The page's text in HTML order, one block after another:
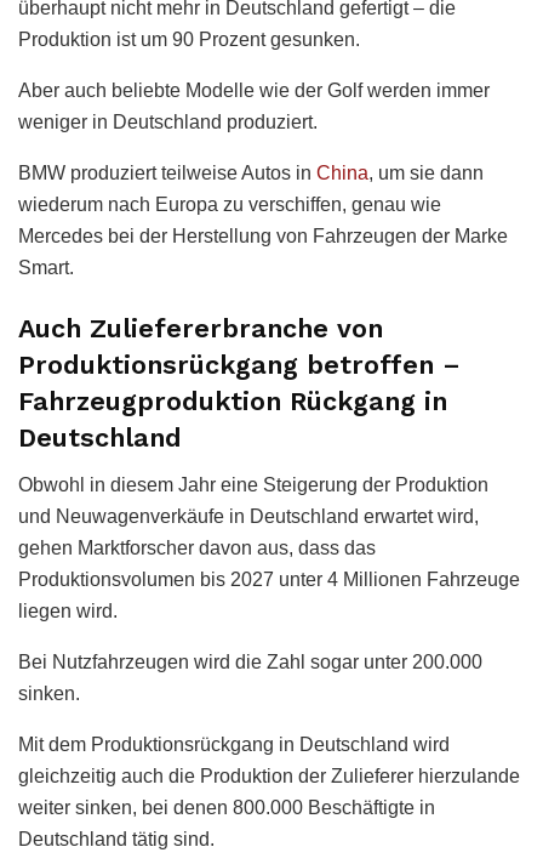
überhaupt nicht mehr in Deutschland gefertigt – die
Produktion ist um 90 Prozent gesunken.
Aber auch beliebte Modelle wie der Golf werden immer
weniger in Deutschland produziert.
BMW produziert teilweise Autos in China, um sie dann
wiederum nach Europa zu verschiffen, genau wie
Mercedes bei der Herstellung von Fahrzeugen der Marke
Smart.
Auch Zuliefererbranche von
Produktionsrückgang betroffen –
Fahrzeugproduktion Rückgang in
Deutschland
Obwohl in diesem Jahr eine Steigerung der Produktion
und Neuwagenverkäufe in Deutschland erwartet wird,
gehen Marktforscher davon aus, dass das
Produktionsvolumen bis 2027 unter 4 Millionen Fahrzeuge
liegen wird.
Bei Nutzfahrzeugen wird die Zahl sogar unter 200.000
sinken.
Mit dem Produktionsrückgang in Deutschland wird
gleichzeitig auch die Produktion der Zulieferer hierzulande
weiter sinken, bei denen 800.000 Beschäftigte in
Deutschland tätig sind.